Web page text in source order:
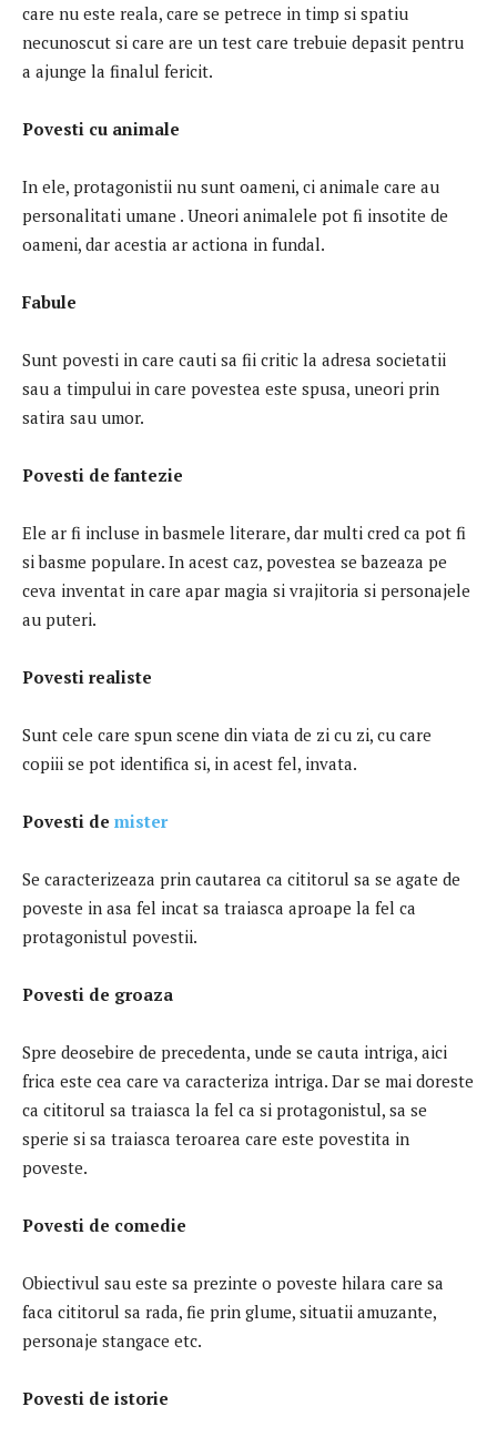
care nu este reala, care se petrece in timp si spatiu
necunoscut si care are un test care trebuie depasit pentru
a ajunge la finalul fericit.
Povesti cu animale
In ele, protagonistii nu sunt oameni, ci animale care au
personalitati umane . Uneori animalele pot fi insotite de
oameni, dar acestia ar actiona in fundal.
Fabule
Sunt povesti in care cauti sa fii critic la adresa societatii
sau a timpului in care povestea este spusa, uneori prin
satira sau umor.
Povesti de fantezie
Ele ar fi incluse in basmele literare, dar multi cred ca pot fi
si basme populare. In acest caz, povestea se bazeaza pe
ceva inventat in care apar magia si vrajitoria si personajele
au puteri.
Povesti realiste
Sunt cele care spun scene din viata de zi cu zi, cu care
copiii se pot identifica si, in acest fel, invata.
Povesti de mister
Se caracterizeaza prin cautarea ca cititorul sa se agate de
poveste in asa fel incat sa traiasca aproape la fel ca
protagonistul povestii.
Povesti de groaza
Spre deosebire de precedenta, unde se cauta intriga, aici
frica este cea care va caracteriza intriga. Dar se mai doreste
ca cititorul sa traiasca la fel ca si protagonistul, sa se
sperie si sa traiasca teroarea care este povestita in
poveste.
Povesti de comedie
Obiectivul sau este sa prezinte o poveste hilara care sa
faca cititorul sa rada, fie prin glume, situatii amuzante,
personaje stangace etc.
Povesti de istorie